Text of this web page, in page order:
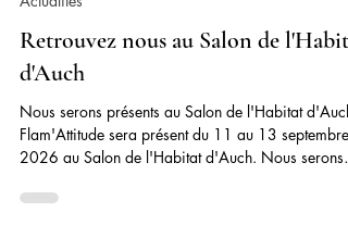
1 août
Actualites
Retrouvez nous au Salon de
d'Auch
Nous serons présents au Salon de l'Habitat d'Auch